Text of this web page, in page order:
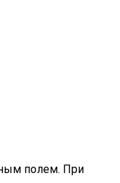
полем. При